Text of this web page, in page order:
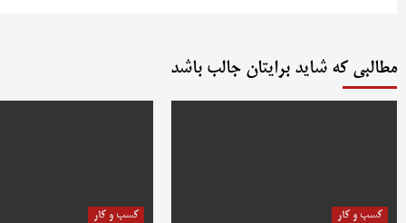
مطالبی که شاید برایتان جالب باشد
کسب و کار کسب و کار